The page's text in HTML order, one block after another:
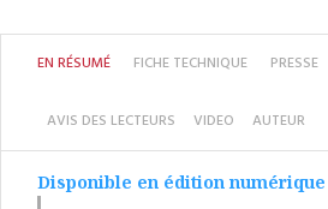
EN RÉSUMÉ FICHE TECHNIQUE PRESSE
AVIS DES LECTEURS VIDEO AUTEUR
Disponible en édition